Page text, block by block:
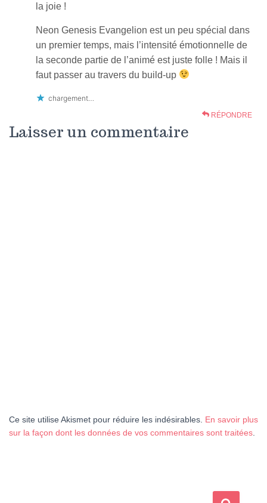
la joie !
Neon Genesis Evangelion est un peu spécial dans
un premier temps, mais l’intensité émotionnelle de
la seconde partie de l’animé est juste folle ! Mais il
faut passer au travers du build-up
chargement…
RÉPONDRE
Laisser un commentaire
Ce site utilise Akismet pour réduire les indésirables. En savoir plus
sur la façon dont les données de vos commentaires sont traitées